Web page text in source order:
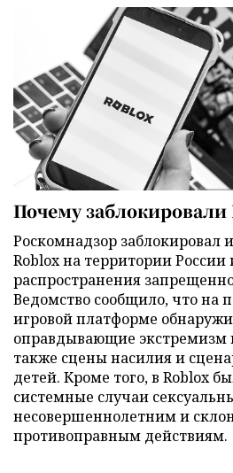
Почему заблокировали
Роскомнадзор заблокировал
Roblox на территории России
распространения
Ведомство сообщило, что на
игровой платформе
оправдывающие экстремизм
также сцены насилия и
детей. Кроме того, в Roblox
системные случаи
несовершеннолетним и
противоправным действиям.